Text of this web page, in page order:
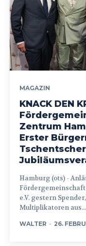
MAGAZIN
KNACK DEN
Zentrum
Erster
Hamburg (ots) - Anlässlich ihres 50. Jubiläums lud die
e.V. gestern
Multiplikatoren aus...
WALTER - 26.